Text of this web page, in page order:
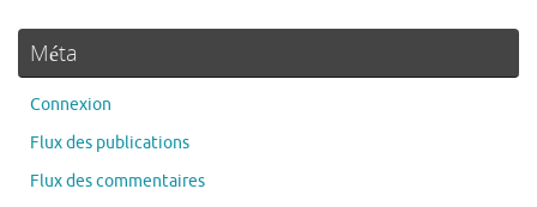
Méta
Connexion
Flux des publications
Flux des commentaires